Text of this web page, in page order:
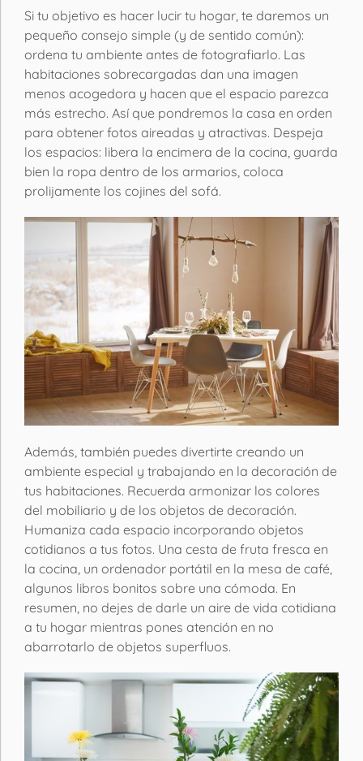
Si tu objetivo es hacer lucir tu hogar, te daremos un
pequeño consejo simple (y de sentido común):
ordena tu ambiente antes de fotografiarlo. Las
habitaciones sobrecargadas dan una imagen
menos acogedora y hacen que el espacio parezca
más estrecho. Así que pondremos la casa en orden
para obtener fotos aireadas y atractivas. Despeja
los espacios: libera la encimera de la cocina, guarda
bien la ropa dentro de los armarios, coloca
prolijamente los cojines del sofá.
Además, también puedes divertirte creando un
ambiente especial y trabajando en la decoración de
tus habitaciones. Recuerda armonizar los colores
del mobiliario y de los objetos de decoración.
Humaniza cada espacio incorporando objetos
cotidianos a tus fotos. Una cesta de fruta fresca en
la cocina, un ordenador portátil en la mesa de café,
algunos libros bonitos sobre una cómoda. En
resumen, no dejes de darle un aire de vida cotidiana
a tu hogar mientras pones atención en no
abarrotarlo de objetos superfluos.